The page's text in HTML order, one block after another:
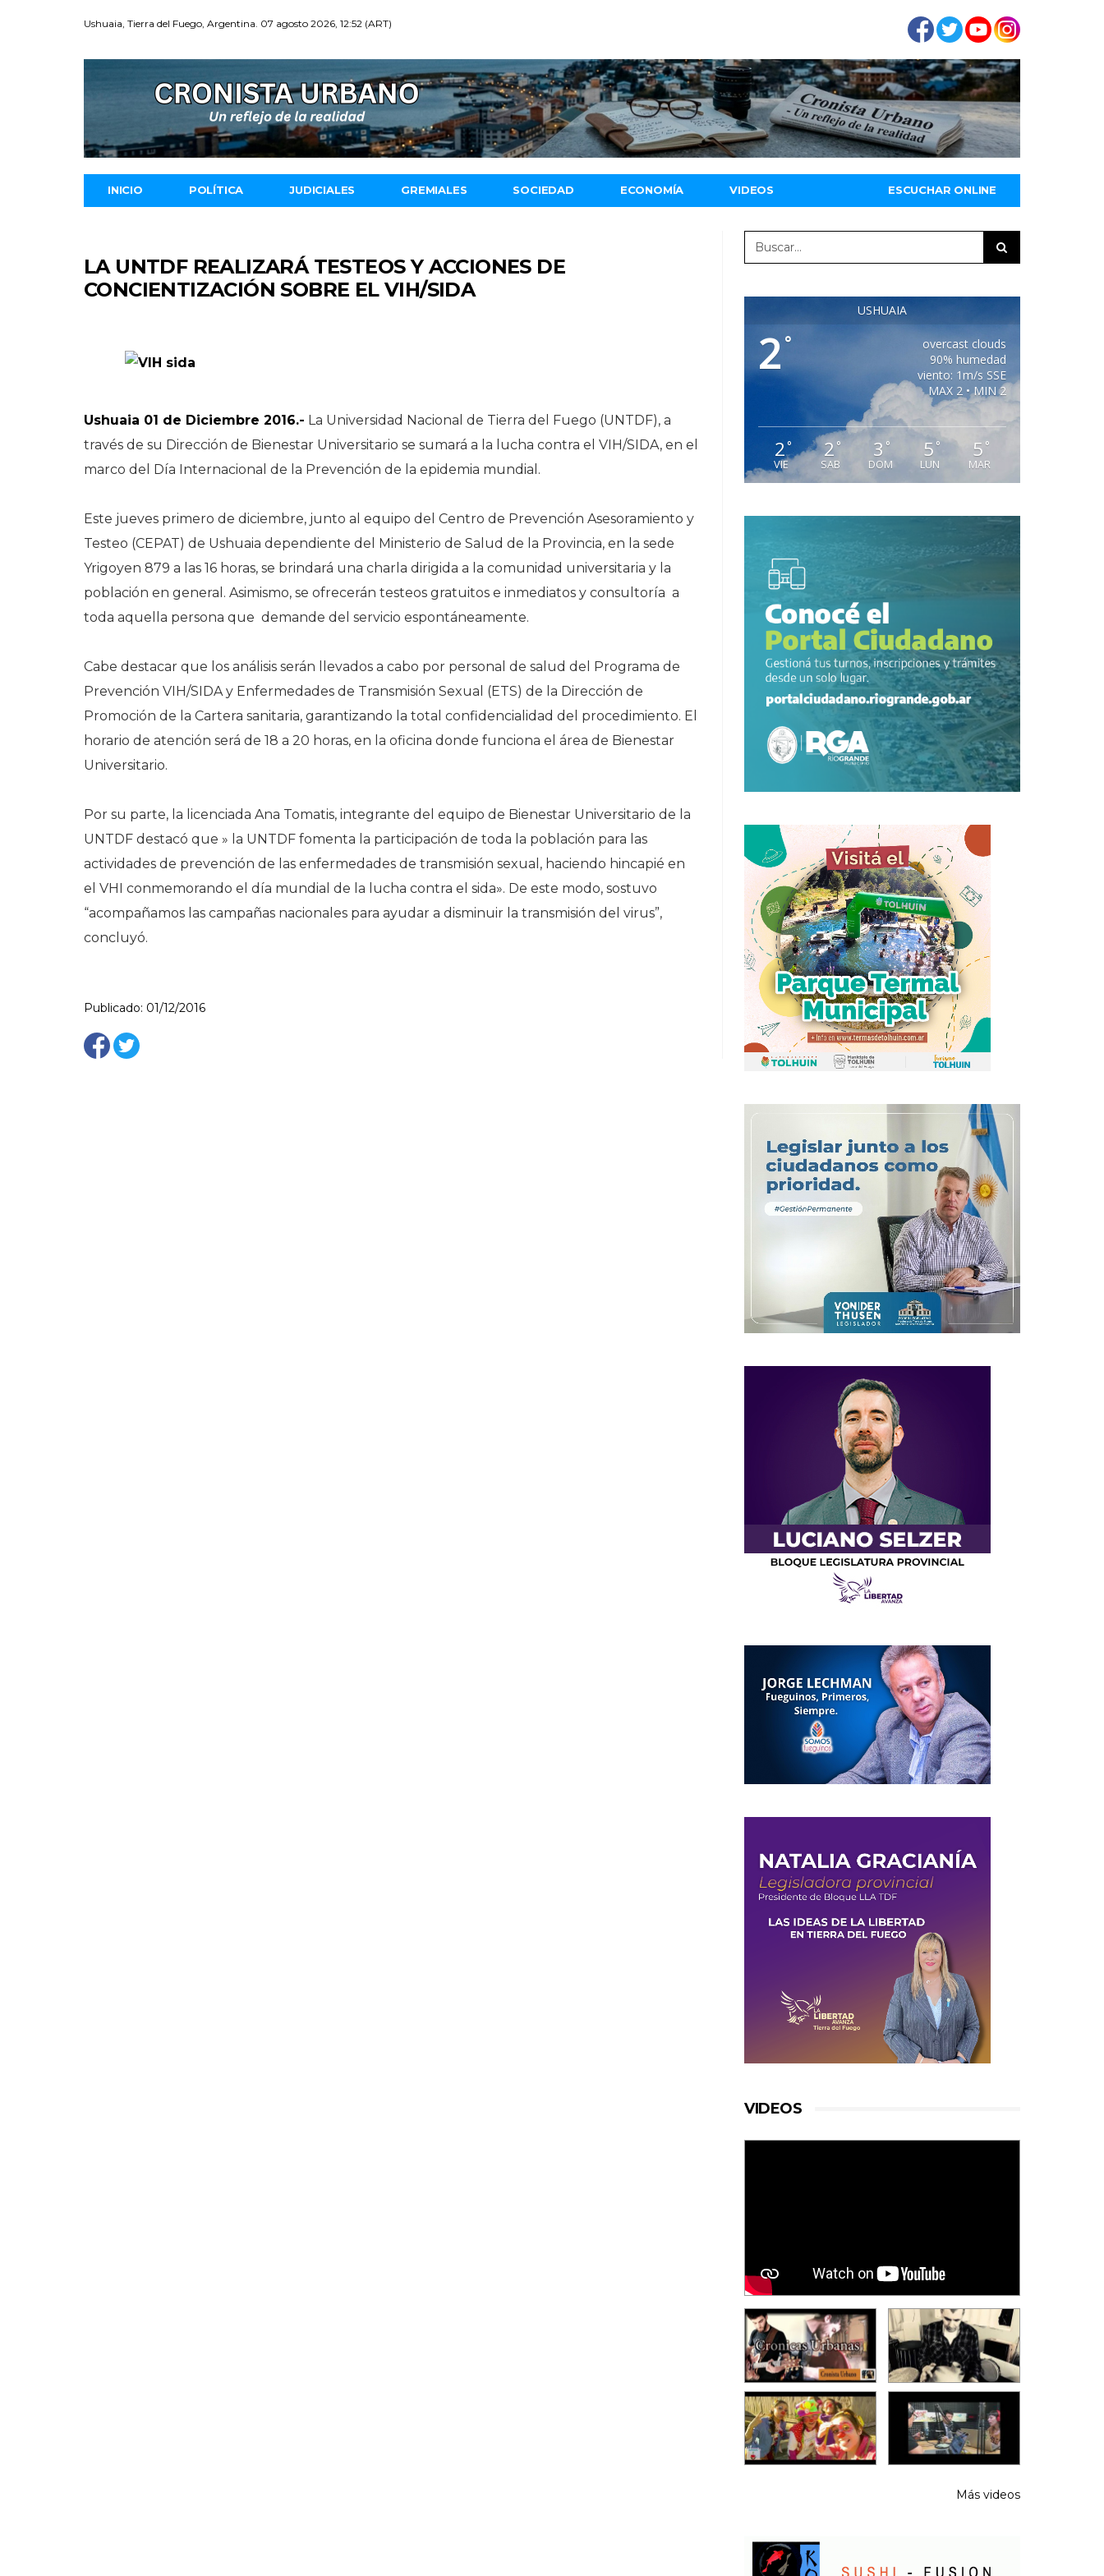
Ushuaia, Tierra del Fuego, Argentina. 07 agosto 2026, 12:52 (ART)
INICIO POLÍTICA JUDICIALES GREMIALES SOCIEDAD ECONOMÍA VIDEOS ESCUCHAR ONLINE
LA UNTDF REALIZARÁ TESTEOS Y ACCIONES DE
CONCIENTIZACIÓN SOBRE EL VIH/SIDA
Ushuaia 01 de Diciembre 2016.- La Universidad Nacional de Tierra del Fuego (UNTDF), a
través de su Dirección de Bienestar Universitario se sumará a la lucha contra el VIH/SIDA, en el
marco del Día Internacional de la Prevención de la epidemia mundial.
Este jueves primero de diciembre, junto al equipo del Centro de Prevención Asesoramiento y
Testeo (CEPAT) de Ushuaia dependiente del Ministerio de Salud de la Provincia, en la sede
Yrigoyen 879 a las 16 horas, se brindará una charla dirigida a la comunidad universitaria y la
población en general. Asimismo, se ofrecerán testeos gratuitos e inmediatos y consultoría a
toda aquella persona que demande del servicio espontáneamente.
Cabe destacar que los análisis serán llevados a cabo por personal de salud del Programa de
Prevención VIH/SIDA y Enfermedades de Transmisión Sexual (ETS) de la Dirección de
Promoción de la Cartera sanitaria, garantizando la total confidencialidad del procedimiento. El
horario de atención será de 18 a 20 horas, en la oficina donde funciona el área de Bienestar
Universitario.
Por su parte, la licenciada Ana Tomatis, integrante del equipo de Bienestar Universitario de la
UNTDF destacó que » la UNTDF fomenta la participación de toda la población para las
actividades de prevención de las enfermedades de transmisión sexual, haciendo hincapié en
el VHI conmemorando el día mundial de la lucha contra el sida». De este modo, sostuvo
“acompañamos las campañas nacionales para ayudar a disminuir la transmisión del virus”,
concluyó.
Publicado: 01/12/2016
USHUAIA
2 °
overcast clouds
90% humedad
viento: 1m/s SSE
MAX 2 • MIN 2
2°
VIE
2 °
SAB
3 °
DOM
5 °
LUN
5 °
MAR
VIDEOS
Más videos